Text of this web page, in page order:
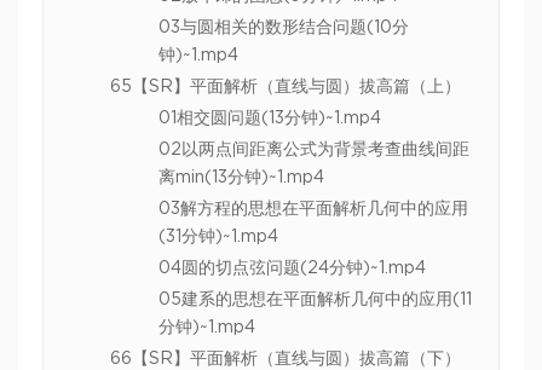
03与圆相关的数形结合问题(10分
钟)~1.mp4
65【SR】平面解析（直线与圆）拔高篇（上）
01相交圆问题(13分钟)~1.mp4
02以两点间距离公式为背景考查曲线间距
离min(13分钟)~1.mp4
03解方程的思想在平面解析几何中的应用
(31分钟)~1.mp4
04圆的切点弦问题(24分钟)~1.mp4
05建系的思想在平面解析几何中的应用(11
分钟)~1.mp4
66【SR】平面解析（直线与圆）拔高篇（下）